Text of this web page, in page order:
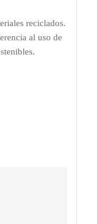
reciclados.
al uso de